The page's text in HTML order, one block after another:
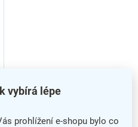
vybírá lépe
prohlížení e-shopu bylo co